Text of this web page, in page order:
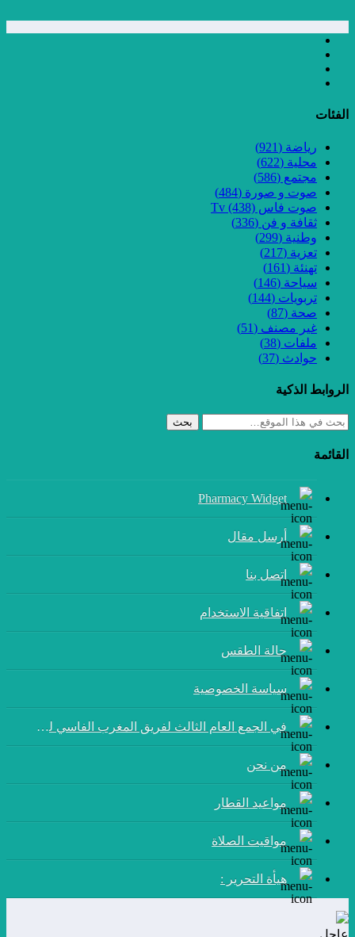
الفئات
رياضة (921)
محلية (622)
مجتمع (586)
صوت و صورة (484)
صوت فاس Tv (438)
ثقافة و فن (336)
وطنية (299)
تعزية (217)
تهنئة (161)
سياحة (146)
تربويات (144)
صحة (87)
غير مصنف (51)
ملفات (38)
حوادث (37)
الروابط الذكية
بحث
القائمة
Pharmacy Widget
أرسل مقال
إتصل بنا
اتفاقية الاستخدام
حالة الطقس
سياسة الخصوصية
في الجمع العام الثالث لفريق المغرب الفاسي لكرة القدم:
من نحن
مواعيد القطار
مواقيت الصلاة
هيأة التحرير :
عاجل